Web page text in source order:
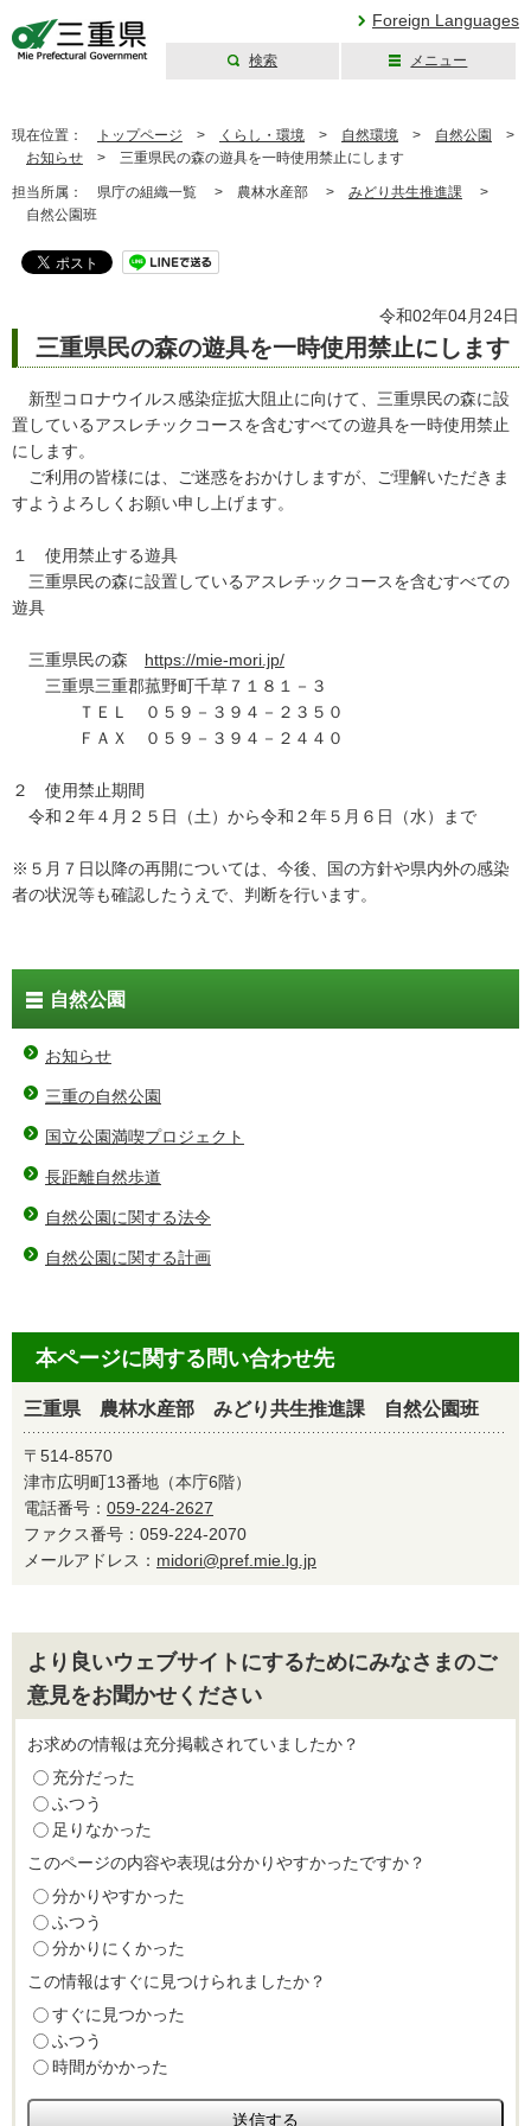
Foreign Languages
検索 メニュー
現在位置： トップページ > くらし・環境 > 自然環境 > 自然公園
>
お知らせ > 三重県民の森の遊具を一時使用禁止にします
担当所属： 県庁の組織一覧 > 農林水産部 > みどり共生推進課 >
自然公園班
令和02年04月24日
三重県民の森の遊具を一時使用禁止にします
新型コロナウイルス感染症拡大阻止に向けて、三重県民の森に設
置しているアスレチックコースを含むすべての遊具を一時使用禁止
にします。
ご利用の皆様には、ご迷惑をおかけしますが、ご理解いただきま
すようよろしくお願い申し上げます。
１ 使用禁止する遊具
三重県民の森に設置しているアスレチックコースを含むすべての
遊具
三重県民の森 https://mie-mori.jp/
三重県三重郡菰野町千草７１８１－３
ＴＥＬ ０５９－３９４－２３５０
ＦＡＸ ０５９－３９４－２４４０
２ 使用禁止期間
令和２年４月２５日（土）から令和２年５月６日（水）まで
※５月７日以降の再開については、今後、国の方針や県内外の感染
者の状況等も確認したうえで、判断を行います。
自然公園
お知らせ
三重の自然公園
国立公園満喫プロジェクト
長距離自然歩道
自然公園に関する法令
自然公園に関する計画
本ページに関する問い合わせ先
三重県 農林水産部 みどり共生推進課 自然公園班
〒514-8570
津市広明町13番地（本庁6階）
電話番号： 059-224-2627
ファクス番号：059-224-2070
メールアドレス： midori@pref.mie.lg.jp
より良いウェブサイトにするためにみなさまのご
意見をお聞かせください
お求めの情報は充分掲載されていましたか？
充分だった
ふつう
足りなかった
このページの内容や表現は分かりやすかったですか？
分かりやすかった
ふつう
分かりにくかった
この情報はすぐに見つけられましたか？
すぐに見つかった
ふつう
時間がかかった